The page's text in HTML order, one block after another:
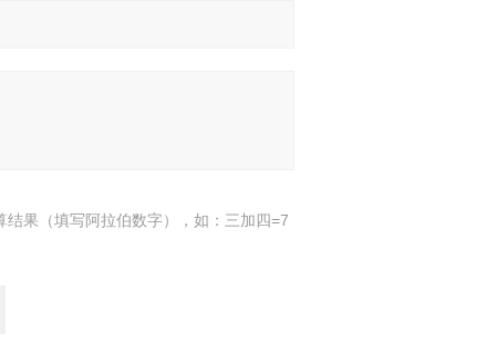
结果（填写阿拉伯数字），如：三加四=7